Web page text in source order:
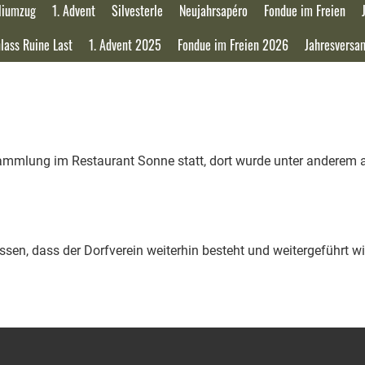
1. Advent Silvesterle Neujahrsapéro Fondue im Freien
Ruine Last
1. Advent 2025 Fondue im Freien 2026
im Restaurant Sonne statt, dort wurde unter anderem
dass der Dorfverein weiterhin besteht und weitergeführt